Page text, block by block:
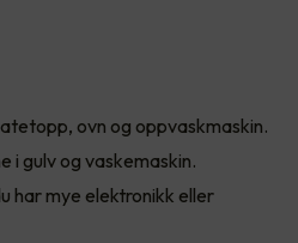
ovn og oppvaskmaskin.
i gulv og vaskemaskin.
har mye elektronikk eller